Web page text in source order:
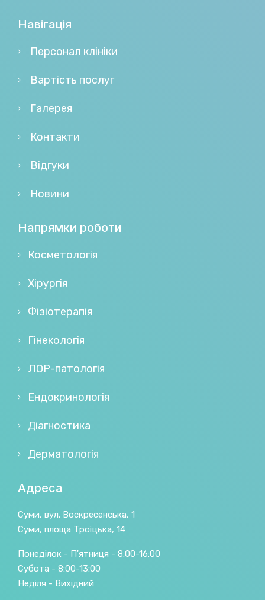
Навігація
Персонал клініки
Вартість послуг
Галерея
Контакти
Відгуки
Новини
Напрямки роботи
Косметологія
Хірургія
Фізіотерапія
Гінекологія
ЛОР-патологія
Ендокринологія
Діагностика
Дерматологія
Адреса
Суми, вул. Воскресенська, 1
Суми, площа Троїцька, 14
Понеділок - П'ятниця - 8:00-16:00
Субота - 8:00-13:00
Неділя - Вихідний